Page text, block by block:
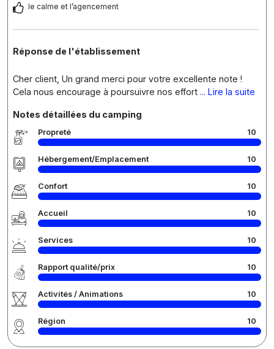
le calme et l’agencement
Réponse de l'établissement
Cher client, Un grand merci pour votre excellente note !
Cela nous encourage à poursuivre nos effort ... Lire la suite
Notes détaillées du camping
Propreté 10
Hébergement/Emplacement 10
Confort 10
Accueil 10
Services 10
Rapport qualité/prix 10
Activités / Animations 10
Région 10